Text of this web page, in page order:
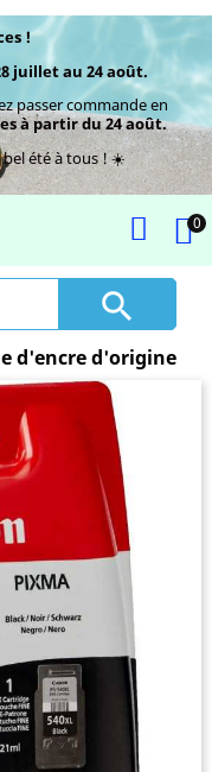
!
juillet au 24 août.
passer commande en
à partir du 24 août.
été à tous ! ☀️
0

d'encre d'origine